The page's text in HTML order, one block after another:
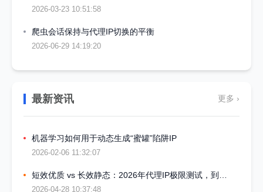
2026-03-23 10:51:58
爬虫会话保持与代理IP切换的平衡
2026-06-29 14:19:20
最新资讯 更多 ›
机器学习如何用于动态生成“蜜罐”陷阱IP
2026-02-06 11:32:07
2026-04-28 10:37:48